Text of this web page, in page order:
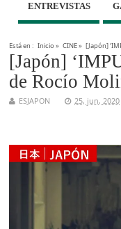
ENTREVISTAS
Está en : Inicio» CINE» [Japón]
[Japón]
de Rocío
ESJAPON 25, jun, 2020